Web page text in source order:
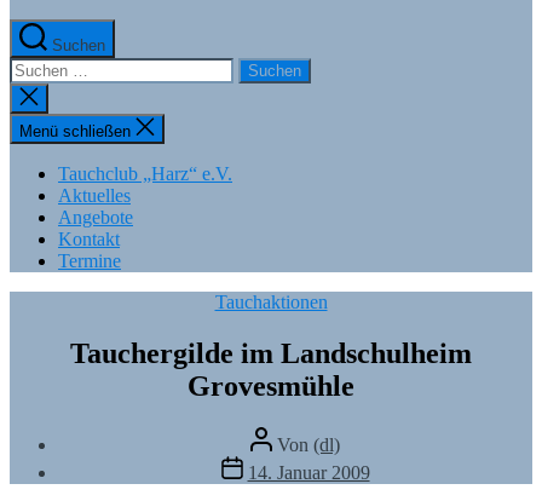
Suchen
Suchen
nach:
Suche
schließen
Menü schließen
Tauchclub „Harz“ e.V.
Aktuelles
Angebote
Kontakt
Termine
Kategorien
Tauchaktionen
Tauchergilde im Landschulheim
Grovesmühle
Beitragsautor
Von (dl)
Veröffentlichungsdatum
14. Januar 2009